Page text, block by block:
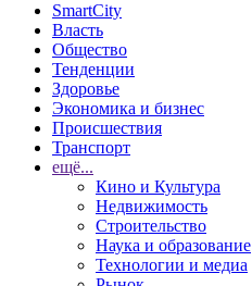
SmartCity
Власть
Общество
Тенденции
Здоровье
Экономика и бизнес
Происшествия
Транспорт
ещё...
Кино и Культура
Недвижимость
Строительство
Наука и образование
Технологии и медиа